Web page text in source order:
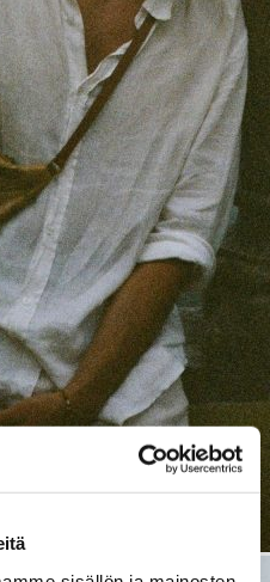
Flow
[YOUTUBE]